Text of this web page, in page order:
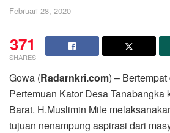
Februari 28, 2020
371
SHARES
Gowa (Radarnkri.com) –
Pertemuan Kator Desa Tanabangka
Barat. H.Muslimin Mile
tujuan nenampung aspirasi dari